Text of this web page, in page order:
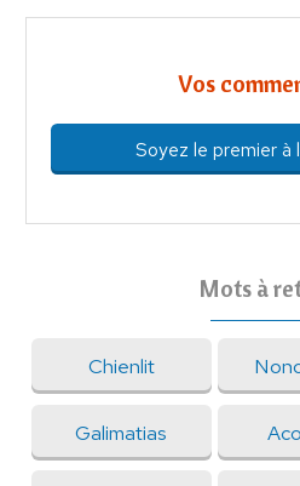
Vos
Soyez le premier à
Mots à
Chienlit
Galimatias